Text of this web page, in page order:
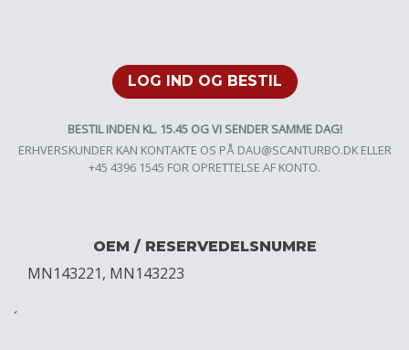
LOG IND OG BESTIL
BESTIL INDEN KL. 15.45 OG VI SENDER SAMME DAG!
ERHVERSKUNDER KAN KONTAKTE OS PÅ DAU@SCANTURBO.DKELLER
+45 4396 1545 FOR OPRETTELSE AF KONTO.
OEM / RESERVEDELSNUMRE
MN143221, MN143223
´